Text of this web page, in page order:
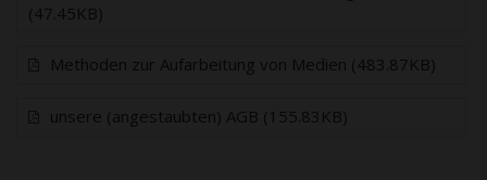
(47.45KB)
Methoden zur Aufarbeitung von Medien (483.87KB)
unsere (angestaubten) AGB (155.83KB)